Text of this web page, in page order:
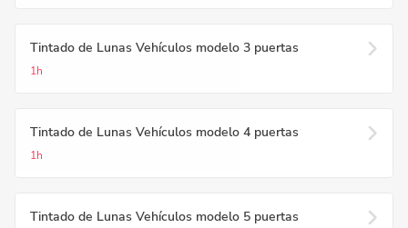
Tintado de Lunas Vehículos modelo 3 puertas
1h
Tintado de Lunas Vehículos modelo 4 puertas
1h
Tintado de Lunas Vehículos modelo 5 puertas